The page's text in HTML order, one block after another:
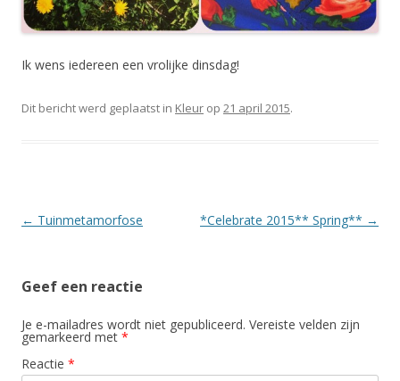
Ik wens iedereen een vrolijke dinsdag!
Dit bericht werd geplaatst in Kleur op 21 april 2015.
Berichtnavigatie
← Tuinmetamorfose *Celebrate 2015** Spring** →
Geef een reactie
Je e-mailadres wordt niet gepubliceerd. Vereiste velden zijn
gemarkeerd met *
Reactie *